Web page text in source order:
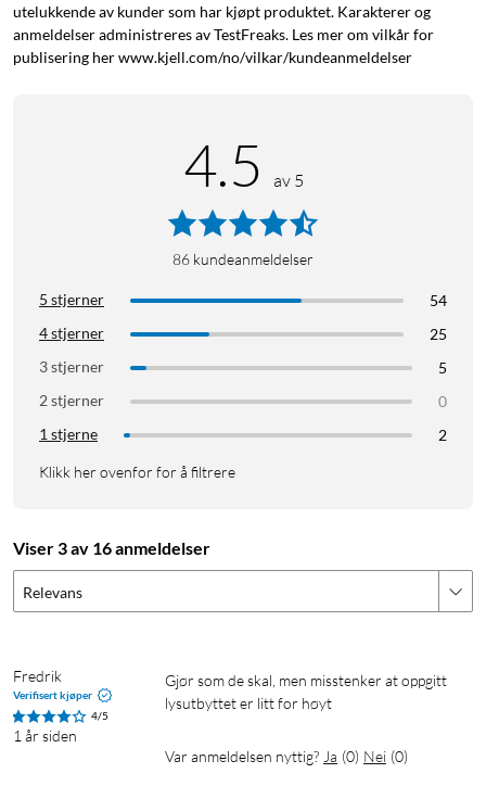
utelukkende av kunder som har kjøpt produktet. Karakterer og
anmeldelser administreres av TestFreaks. Les mer om vilkår for
publisering her www.kjell.com/no/vilkar/kundeanmeldelser
4.5 av 5
86 kundeanmeldelser
5 stjerner
54
4 stjerner
25
3 stjerner
5
2 stjerner
0
1 stjerne
2
Klikk her ovenfor for å filtrere
Viser 3 av 16 anmeldelser
Relevans
Fredrik
Verifisert kjøper
4/5
1 år siden
Gjør som de skal, men misstenker at oppgitt
lysutbyttet er litt for høyt
Var anmeldelsen nyttig? Ja (0) Nei (0)